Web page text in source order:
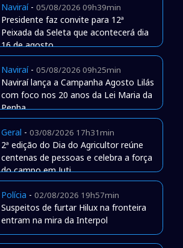
Naviraí- 05/08/2026 09h39min
Presidente faz convite para 12ª
Peixada da Seleta que acontecerá dia
16 de agosto
Naviraí- 05/08/2026 09h25min
Naviraí lança a Campanha Agosto Lilás
com foco nos 20 anos da Lei Maria da
Penha
Geral - 03/08/2026 17h31min
2ª edição do Dia do Agricultor reúne
centenas de pessoas e celebra a força
do campo em Juti
Polícia - 02/08/2026 19h57min
Suspeitos de furtar Hilux na fronteira
entram na mira da Interpol